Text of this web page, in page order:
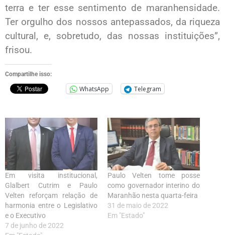
terra e ter esse sentimento de maranhensidade.
Ter orgulho dos nossos antepassados, da riqueza
cultural, e, sobretudo, das nossas instituições”,
frisou.
Compartilhe isso:
WhatsApp Telegram
Em visita institucional,
Glalbert Cutrim e Paulo
Velten reforçam relação de
harmonia entre o Legislativo
e o Executivo
7 de junho de 2022
Paulo Velten tome posse
como governador interino do
Maranhão nesta quarta-feira
31 de maio de 2022
Em "Estado"